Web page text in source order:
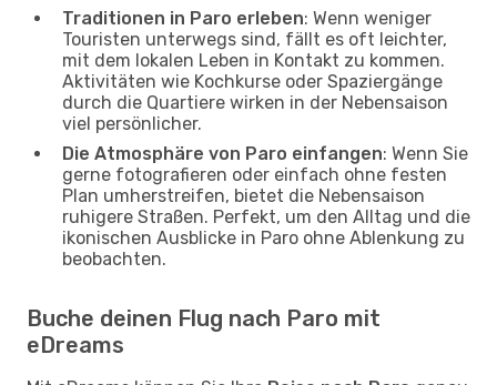
Traditionen in Paro erleben: Wenn weniger
Touristen unterwegs sind, fällt es oft leichter,
mit dem lokalen Leben in Kontakt zu kommen.
Aktivitäten wie Kochkurse oder Spaziergänge
durch die Quartiere wirken in der Nebensaison
viel persönlicher.
Die Atmosphäre von Paro einfangen: Wenn Sie
gerne fotografieren oder einfach ohne festen
Plan umherstreifen, bietet die Nebensaison
ruhigere Straßen. Perfekt, um den Alltag und die
ikonischen Ausblicke in Paro ohne Ablenkung zu
beobachten.
Buche deinen Flug nach Paro mit
eDreams